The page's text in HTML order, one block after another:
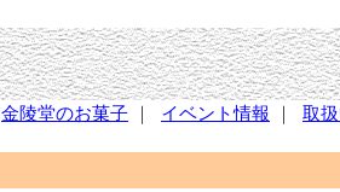
金陵堂のお菓子 ｜ イベント情報 ｜ 取